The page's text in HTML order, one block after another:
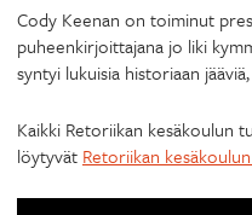
Cody Keenan on toiminut
puheenkirjoittajana jo liki
syntyi lukuisia historiaan
Kaikki Retoriikan kesäkoulun
löytyvät Retoriikan